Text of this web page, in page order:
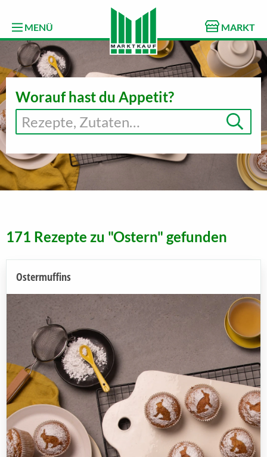
MENÜ MARKT
Worauf hast du Appetit?
171 Rezepte zu "Ostern" gefunden
Ostermuffins